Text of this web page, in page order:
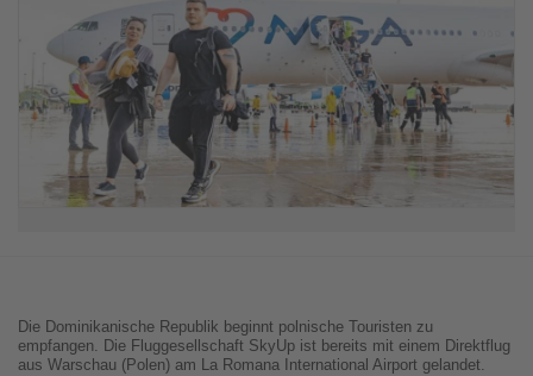
Die Dominikanische Republik beginnt polnische Touristen zu
empfangen. Die Fluggesellschaft SkyUp ist bereits mit einem Direktflug
aus Warschau (Polen) am La Romana International Airport gelandet.